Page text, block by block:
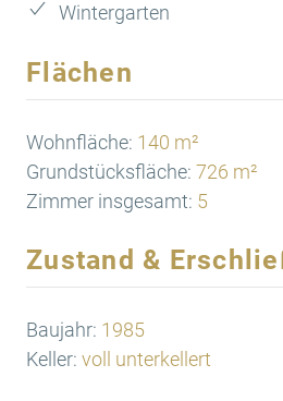
Wintergarten
Flächen
Wohnfläche: 140 m²
Grundstücksfläche: 726 m²
Zimmer insgesamt: 5
Zustand &
Baujahr: 1985
Keller: voll unterkellert